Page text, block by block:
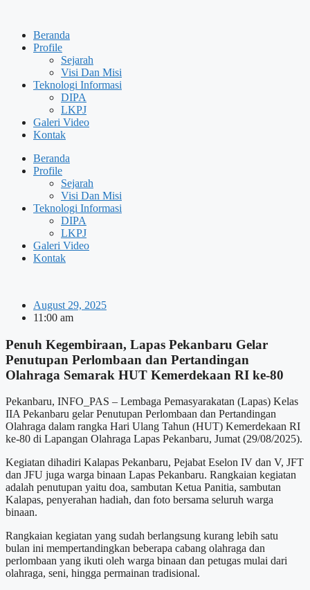
contentBeranda
Profile
Sejarah
Visi Dan Misi
Teknologi Informasi
DIPA
LKPJ
Galeri Video
Kontak
Beranda
Profile
Sejarah
Visi Dan Misi
Teknologi Informasi
DIPA
LKPJ
Galeri Video
Kontak
August 29, 2025
11:00 am
Penuh Kegembiraan, Lapas Pekanbaru Gelar
Penutupan Perlombaan dan Pertandingan
Olahraga Semarak HUT Kemerdekaan RI ke-80
Pekanbaru, INFO_PAS – Lembaga Pemasyarakatan (Lapas) Kelas
IIA Pekanbaru gelar Penutupan Perlombaan dan Pertandingan
Olahraga dalam rangka Hari Ulang Tahun (HUT) Kemerdekaan RI
ke-80 di Lapangan Olahraga Lapas Pekanbaru, Jumat (29/08/2025).
Kegiatan dihadiri Kalapas Pekanbaru, Pejabat Eselon IV dan V, JFT
dan JFU juga warga binaan Lapas Pekanbaru. Rangkaian kegiatan
adalah penutupan yaitu doa, sambutan Ketua Panitia, sambutan
Kalapas, penyerahan hadiah, dan foto bersama seluruh warga
binaan.
Rangkaian kegiatan yang sudah berlangsung kurang lebih satu
bulan ini mempertandingkan beberapa cabang olahraga dan
perlombaan yang ikuti oleh warga binaan dan petugas mulai dari
olahraga, seni, hingga permainan tradisional.